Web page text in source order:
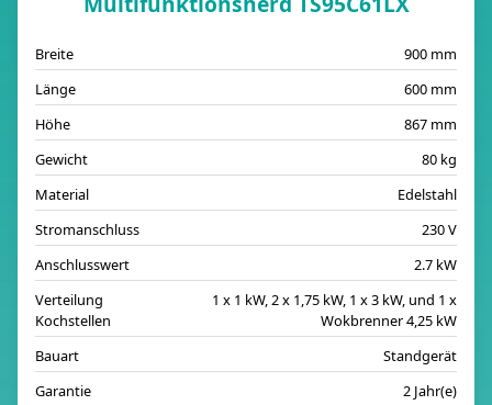
Breite
900 mm
Länge
600 mm
Höhe
867 mm
Gewicht
80 kg
Material
Edelstahl
Stromanschluss
230 V
Anschlusswert
2.7 kW
Verteilung
Kochstellen
1 x 1 kW, 2 x 1,75 kW, 1 x 3 kW, und 1 x
Wokbrenner 4,25 kW
Bauart
Standgerät
Garantie
2 Jahr(e)